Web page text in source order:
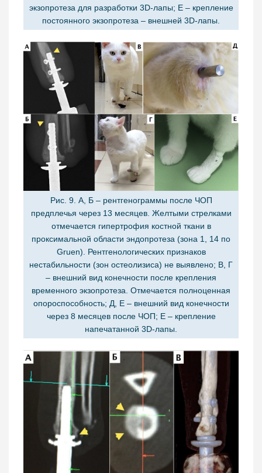
экзопротеза для разработки 3D-лапы; Е – крепление
постоянного экзопротеза – внешней 3D-лапы.
Рис. 9. А, Б – рентгенограммы после ЧОП
предплечья через 13 месяцев. Желтыми стрелками
отмечается гипертрофия костной ткани в
проксимальной области эндопротеза (зона 1, 14 по
Gruen). Рентгенологических признаков
нестабильности (зон остеолизиса) не выявлено; В, Г
– внешний вид конечности после крепления
временного экзопротеза. Отмечается полноценная
опороспособность; Д, Е – внешний вид конечности
через 8 месяцев после ЧОП; Е – крепление
напечатанной 3D-лапы.